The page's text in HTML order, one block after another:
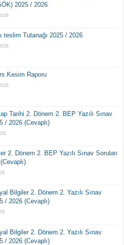
2025 / 2026
teslim Tutanağı 2025 / 2026
Kesim Raporu
Tarihi 2. Dönem 2. BEP Yazılı Sınav
/ 2026 (Cevaplı)
2. Dönem 2. BEP Yazılı Sınav Soruları
Bilgiler 2. Dönem 2. Yazılı Sınav
/ 2026 (Cevaplı)
Bilgiler 2. Dönem 2. Yazılı Sınav
/ 2026 (Cevaplı)